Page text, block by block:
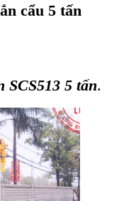
cẩu 5 tấn
SCS513 5 tấn.